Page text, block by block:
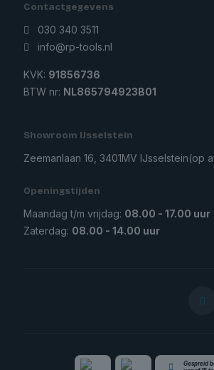
Contactgegevens
030 340 3511
info@rp-tools.nl
KVK: 91856736
BTW nr: NL865794923B01
Showroom IJsselstein
Zeemanlaan 16, 3401MV IJsselstein(op
Openingstijden
Maandag t/m vrijdag: 08.00 - 17.00 uur
Zaterdag: 08.00 - 14.00 uur
Gespreid